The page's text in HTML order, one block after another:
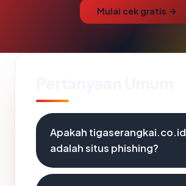
Mulai cek gratis →
Apakah tigaserangkai.co.id
adalah situs phishing?